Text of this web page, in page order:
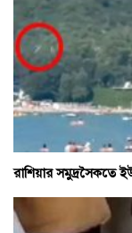
রাশিয়ার সমুদ্রসৈকতে